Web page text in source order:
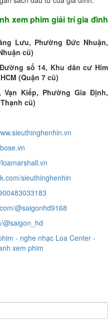
xem phim giải trí gia đình
Lưu, Phường Đức Nhuận,
cũ)
số 14, Khu dân cư Him
(Quận 7 cũ)
Vạn Kiếp, Phường Gia Định,
cũ)
sieuthinghenhin
@saigonhd9168
@saigon_hd
- nghe nhạc Loa Center -
xem phim